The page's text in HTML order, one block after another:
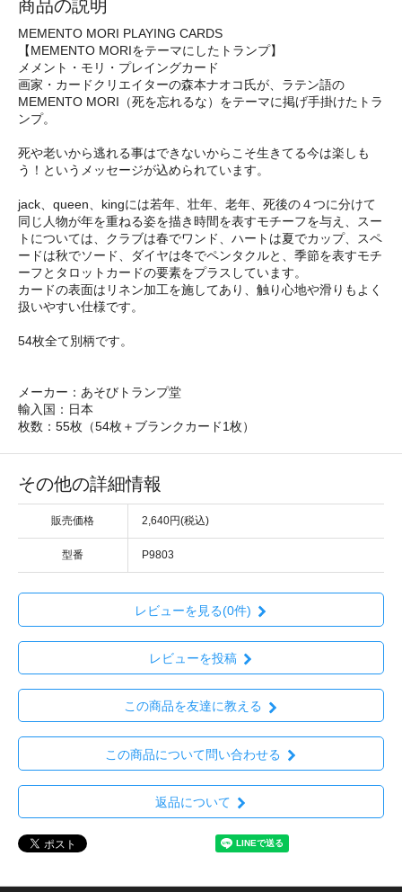
商品の説明
MEMENTO MORI PLAYING CARDS
【MEMENTO MORIをテーマにしたトランプ】
メメント・モリ・プレイングカード
画家・カードクリエイターの森本ナオコ氏が、ラテン語の
MEMENTO MORI（死を忘れるな）をテーマに掲げ手掛けたトラ
ンプ。
死や老いから逃れる事はできないからこそ生きてる今は楽しも
う！というメッセージが込められています。
jack、queen、kingには若年、壮年、老年、死後の４つに分けて
同じ人物が年を重ねる姿を描き時間を表すモチーフを与え、スー
トについては、クラブは春でワンド、ハートは夏でカップ、スペ
ードは秋でソード、ダイヤは冬でペンタクルと、季節を表すモチ
ーフとタロットカードの要素をプラスしています。
カードの表面はリネン加工を施してあり、触り心地や滑りもよく
扱いやすい仕様です。
54枚全て別柄です。
メーカー：あそびトランプ堂
輸入国：日本
枚数：55枚（54枚＋ブランクカード1枚）
その他の詳細情報
販売価格 2,640円(税込)
型番 P9803
レビューを見る(0件)
レビューを投稿
この商品を友達に教える
この商品について問い合わせる
返品について